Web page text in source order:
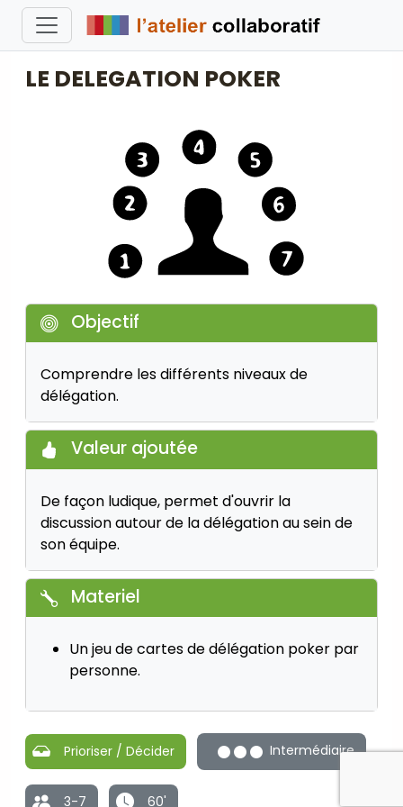
LE DELEGATION POKER
Objectif
Comprendre les différents niveaux de
délégation.
Valeur ajoutée
De façon ludique, permet d'ouvrir la
discussion autour de la délégation au sein de
son équipe.
Materiel
Un jeu de cartes de délégation poker par
personne.
Prioriser / Décider Intermédiaire
3-7 60'